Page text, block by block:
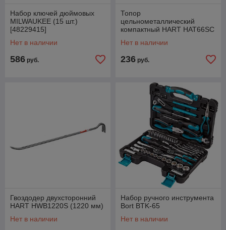
Набор ключей дюймовых
MILWAUKEE (15 шт.)
[48229415]
Нет в наличии
586 руб.
Топор
цельнометаллический
компактный HART HAT66SC
Нет в наличии
236 руб.
Гвоздодер двухсторонний
HART HWB1220S (1220 мм)
Нет в наличии
Набор ручного инструмента
Bort BTK-65
Нет в наличии